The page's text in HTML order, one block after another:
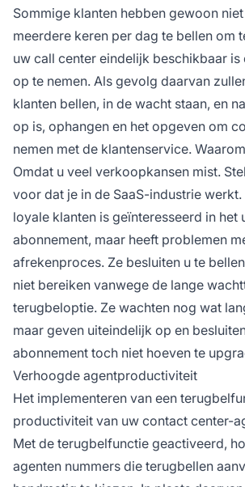
Sommige klanten hebben gewoon
meerdere keren per dag te bellen om
uw call center eindelijk beschikbaar is
op te nemen. Als gevolg daarvan
klanten bellen, in de wacht staan, en
op is, ophangen en het opgeven om
nemen met de klantenservice.
Omdat u veel verkoopkansen mist.
voor dat je in de SaaS-industrie werkt.
loyale klanten is geïnteresseerd in het
abonnement, maar heeft problemen
afrekenproces. Ze besluiten u te
niet bereiken vanwege de lange
terugbeloptie. Ze wachten nog wat
maar geven uiteindelijk op en
abonnement toch niet hoeven te
Verhoogde agentproductiviteit
Het implementeren van een
productiviteit van uw contact center-
Met de terugbelfunctie geactiveerd,
agenten nummers die terugbellen